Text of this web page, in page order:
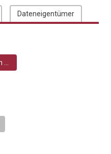
Dateneigentümer